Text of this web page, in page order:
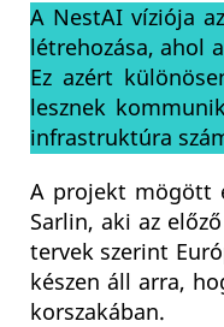
A NestAI víziója
létrehozása, ahol
Ez azért
lesznek
infrastruktúra
A projekt mögött
Sarlin, aki az
tervek szerint
készen áll arra,
korszakában.